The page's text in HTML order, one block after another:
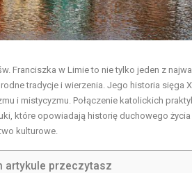
Franciszka w Limie to nie tylko jeden z
tradycje i wierzenia. Jego historia sięga
i mistycyzmu. Połączenie katolickich
które opowiadają historię duchowego
kulturowe.
artykule przeczytasz